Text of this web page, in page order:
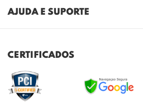
REGULAMENTO CASHBACK
AJUDA E SUPORTE
TROCAS E DEVOLUÇÕES
ENVIO E ENTREGA
DÚVIDAS FREQUENTES
CERTIFICADOS